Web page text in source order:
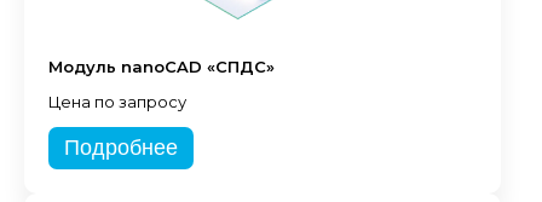
Модуль nanoCAD «СПДС»
Цена по запросу
Подробнее